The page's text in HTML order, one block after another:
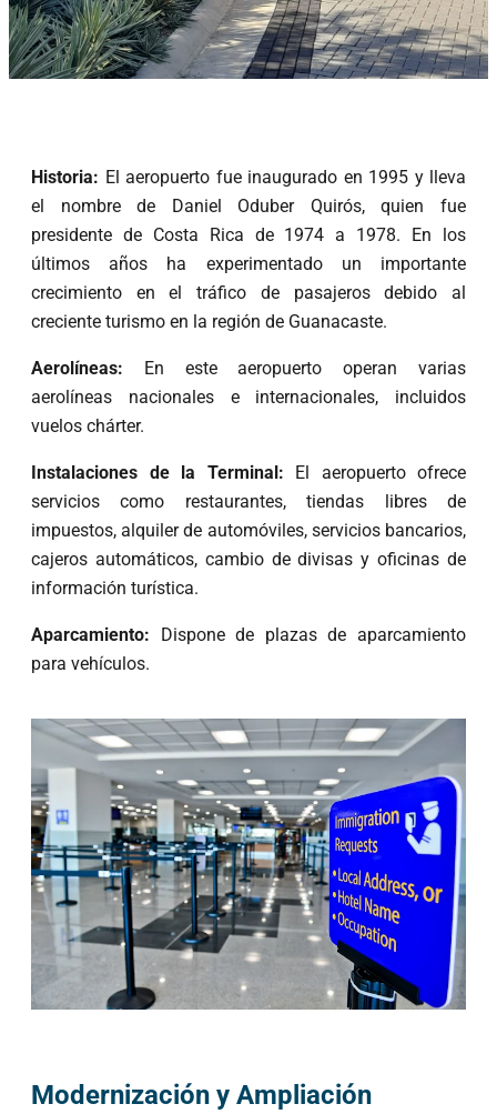
Historia: El aeropuerto fue inaugurado en 1995 y lleva
el nombre de Daniel Oduber Quirós, quien fue
presidente de Costa Rica de 1974 a 1978. En los
últimos años ha experimentado un importante
crecimiento en el tráfico de pasajeros debido al
creciente turismo en la región de Guanacaste.
Aerolíneas: En este aeropuerto operan varias
aerolíneas nacionales e internacionales, incluidos
vuelos chárter.
Instalaciones de la Terminal: El aeropuerto ofrece
servicios como restaurantes, tiendas libres de
impuestos, alquiler de automóviles, servicios bancarios,
cajeros automáticos, cambio de divisas y oficinas de
información turística.
Aparcamiento: Dispone de plazas de aparcamiento
para vehículos.
Modernización y Ampliación